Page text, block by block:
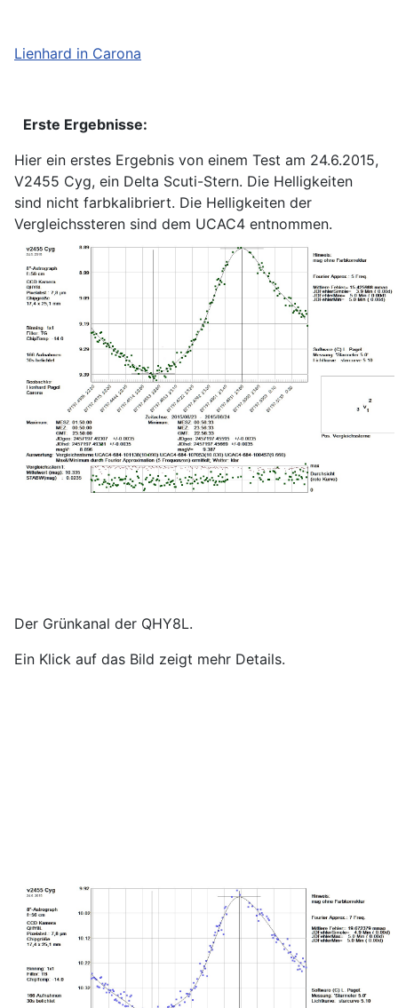
Lienhard in Carona
Erste Ergebnisse:
Hier ein erstes Ergebnis von einem Test am 24.6.2015,
V2455 Cyg, ein Delta Scuti-Stern. Die Helligkeiten
sind nicht farbkalibriert. Die Helligkeiten der
Vergleichssteren sind dem UCAC4 entnommen.
Der Grünkanal der QHY8L.
Ein Klick auf das Bild zeigt mehr Details.